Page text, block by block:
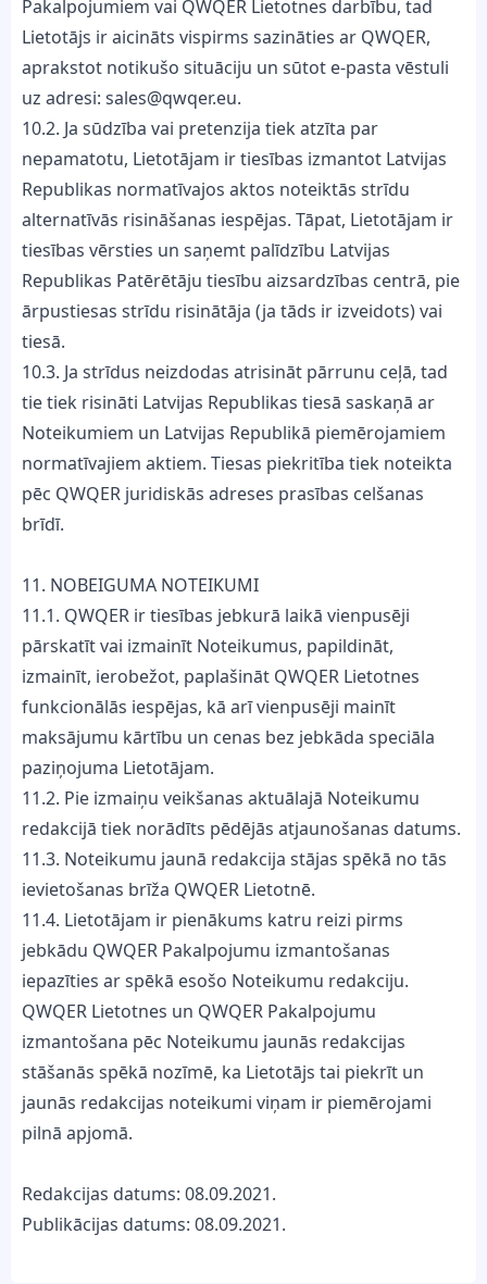
Pakalpojumiem vai QWQER Lietotnes darbību, tad
Lietotājs ir aicināts vispirms sazināties ar QWQER,
aprakstot notikušo situāciju un sūtot e-pasta vēstuli
uz adresi: sales@qwqer.eu.
10.2. Ja sūdzība vai pretenzija tiek atzīta par
nepamatotu, Lietotājam ir tiesības izmantot Latvijas
Republikas normatīvajos aktos noteiktās strīdu
alternatīvās risināšanas iespējas. Tāpat, Lietotājam ir
tiesības vērsties un saņemt palīdzību Latvijas
Republikas Patērētāju tiesību aizsardzības centrā, pie
ārpustiesas strīdu risinātāja (ja tāds ir izveidots) vai
tiesā.
10.3. Ja strīdus neizdodas atrisināt pārrunu ceļā, tad
tie tiek risināti Latvijas Republikas tiesā saskaņā ar
Noteikumiem un Latvijas Republikā piemērojamiem
normatīvajiem aktiem. Tiesas piekritība tiek noteikta
pēc QWQER juridiskās adreses prasības celšanas
brīdī.
11. NOBEIGUMA NOTEIKUMI
11.1. QWQER ir tiesības jebkurā laikā vienpusēji
pārskatīt vai izmainīt Noteikumus, papildināt,
izmainīt, ierobežot, paplašināt QWQER Lietotnes
funkcionālās iespējas, kā arī vienpusēji mainīt
maksājumu kārtību un cenas bez jebkāda speciāla
paziņojuma Lietotājam.
11.2. Pie izmaiņu veikšanas aktuālajā Noteikumu
redakcijā tiek norādīts pēdējās atjaunošanas datums.
11.3. Noteikumu jaunā redakcija stājas spēkā no tās
ievietošanas brīža QWQER Lietotnē.
11.4. Lietotājam ir pienākums katru reizi pirms
jebkādu QWQER Pakalpojumu izmantošanas
iepazīties ar spēkā esošo Noteikumu redakciju.
QWQER Lietotnes un QWQER Pakalpojumu
izmantošana pēc Noteikumu jaunās redakcijas
stāšanās spēkā nozīmē, ka Lietotājs tai piekrīt un
jaunās redakcijas noteikumi viņam ir piemērojami
pilnā apjomā.
Redakcijas datums: 08.09.2021.
Publikācijas datums: 08.09.2021.